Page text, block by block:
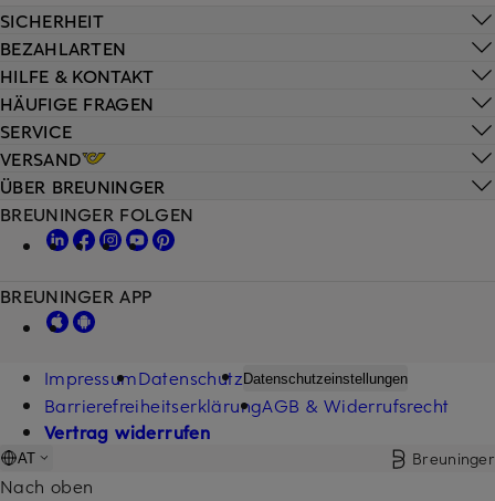
HILFE & KONTAKT
HÄUFIGE FRAGEN
SERVICE
VERSAND
SICHERHEIT
BEZAHLARTEN
ÜBER BREUNINGER
BREUNINGER FOLGEN
BREUNINGER APP
ImpressumDatenschutzDatenschutzeinstellungen
BarrierefreiheitserklärungAGB & Widerrufsrecht
Vertrag widerrufen
AT Breuninger
Nach oben